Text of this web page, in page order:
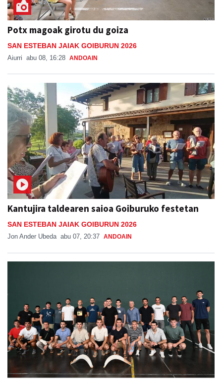
Potx magoak girotu du goiza
SAN ESTEBAN JAIAK GOIBURUN 2026
Aiurri abu 08, 16:28 ANDOAIN
Kantujira taldearen saioa Goiburuko festetan
SAN ESTEBAN JAIAK GOIBURUN 2026
Jon Ander Ubeda abu 07, 20:37 ANDOAIN